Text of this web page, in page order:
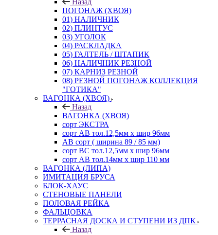
Назад
ПОГОНАЖ (ХВОЯ)
01) НАЛИЧНИК
02) ПЛИНТУС
03) УГОЛОК
04) РАСКЛАДКА
05) ГАЛТЕЛЬ / ШТАПИК
06) НАЛИЧНИК РЕЗНОЙ
07) КАРНИЗ РЕЗНОЙ
08) РЕЗНОЙ ПОГОНАЖ КОЛЛЕКЦИЯ
"ГОТИКА"
ВАГОНКА (ХВОЯ)
Назад
ВАГОНКА (ХВОЯ)
сорт ЭКСТРА
сорт АВ тол.12,5мм х шир 96мм
АВ сорт ( ширина 89 / 85 мм)
сорт ВС тол.12,5мм х шир 96мм
сорт АВ тол.14мм х шир 110 мм
ВАГОНКА (ЛИПА)
ИМИТАЦИЯ БРУСА
БЛОК-ХАУС
СТЕНОВЫЕ ПАНЕЛИ
ПОЛОВАЯ РЕЙКА
ФАЛЬЦОВКА
ТЕРРАСНАЯ ДОСКА И СТУПЕНИ ИЗ ДПК
Назад